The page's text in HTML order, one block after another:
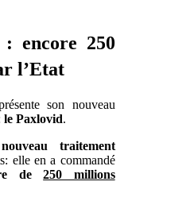
: encore 250
l’Etat
son nouveau
le Paxlovid.
nouveau traitement
elle en a commandé
de
250 millions